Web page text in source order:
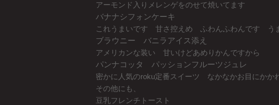
アーモンド入りメレンゲをのせて焼いてます
バナナシフォンケーキ
これうまいです 甘さ控えめ ふわんふわんです う
ブラウニー バニラアイス添え
アメリカンな装い 甘いけどあめりかんですから
パンナコッタ パッションフルーツジュレ
密かに人気のroku定番スイーツ なかなかお目にか
その他にも、
豆乳フレンチトースト